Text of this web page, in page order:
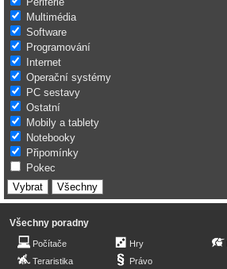
Multimédia
Software
Programování
Internet
Operační systémy
PC sestavy
Ostatní
Mobily a tablety
Notebooky
Připomínky
Pokec
Všechny poradny
Počítače
Teraristika
Hry
Právo